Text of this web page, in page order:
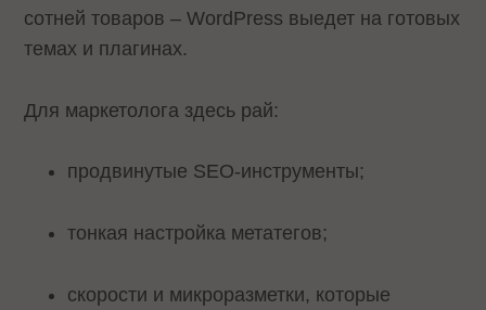
сотней товаров – WordPress выедет на готовых
темах и плагинах.
Для маркетолога здесь рай:
продвинутые SEO-инструменты;
тонкая настройка метатегов;
скорости и микроразметки, которые